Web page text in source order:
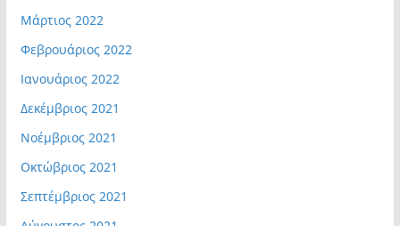
Μάρτιος 2022
Φεβρουάριος 2022
Ιανουάριος 2022
Δεκέμβριος 2021
Νοέμβριος 2021
Οκτώβριος 2021
Σεπτέμβριος 2021